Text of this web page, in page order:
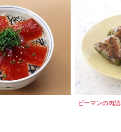
ピーマンの肉